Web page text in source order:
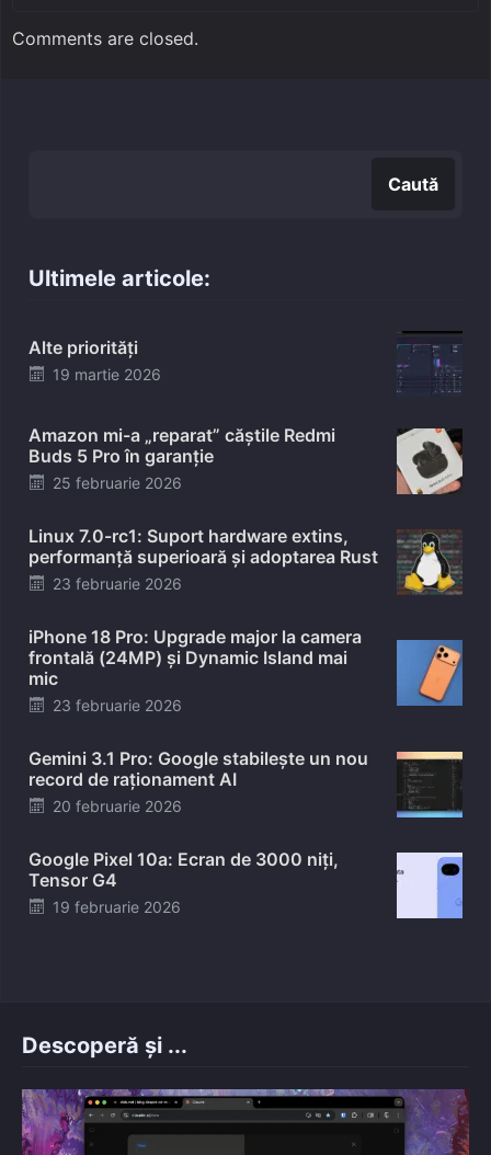
Comments are closed.
Caută
Ultimele articole:
Alte priorități
Posted
19 martie 2026
Amazon mi-a „reparat” căștile Redmi
Buds 5 Pro în garanție
Posted
25 februarie 2026
Linux 7.0-rc1: Suport hardware extins,
performanță superioară și adoptarea Rust
Posted
23 februarie 2026
iPhone 18 Pro: Upgrade major la camera
frontală (24MP) și Dynamic Island mai
mic
Posted
23 februarie 2026
Gemini 3.1 Pro: Google stabilește un nou
record de raționament AI
Posted
20 februarie 2026
Google Pixel 10a: Ecran de 3000 niți,
Tensor G4
Posted
19 februarie 2026
Descoperă și ...